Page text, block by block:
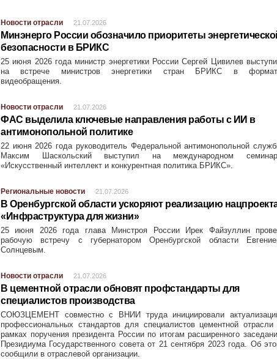
Новости отрасли 21.07.2026
Минэнерго России обозначило приоритеты
безопасности в БРИКС
25 июня 2026 года министр энергетики России Сергей Цивилев
на встрече министров энергетики стран БРИКС в
видеобращения.
Новости отрасли 21.07.2026
ФАС выделила ключевые направления работы с ИИ в
антимонопольной политике
22 июня 2026 года руководитель Федеральной антимонопольной
Максим Шаскольский выступил на международном
«Искусственный интеллект и конкурентная политика БРИКС».
Региональные новости 21.07.2026
В Оренбургской области ускоряют реализацию
«Инфраструктура для жизни»
25 июня 2026 года глава Минстроя России Ирек Файзуллин
рабочую встречу с губернатором Оренбургской области
Солнцевым.
Новости отрасли 21.07.2026
В цементной отрасли обновят профстандарты для
специалистов производства
СОЮЗЦЕМЕНТ совместно с ВНИИ труда инициировали
профессиональных стандартов для специалистов цементной отрасли
рамках поручения президента России по итогам расширенного
Президиума Государственного совета от 21 сентября 2023 года. Об
сообщили в отраслевой организации.